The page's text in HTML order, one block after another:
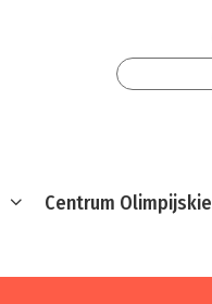
Centrum Olimpijskie